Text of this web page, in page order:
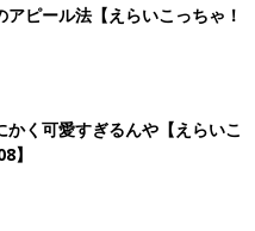
ピール法【えらいこっちゃ！
く可愛すぎるんや【えらいこ
】